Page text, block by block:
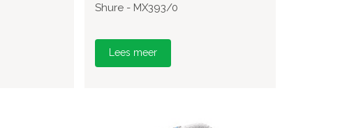
Shure - MX393/0
Lees meer